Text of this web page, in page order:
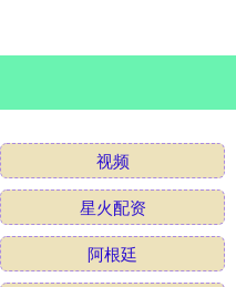
视频
星火配资
阿根廷